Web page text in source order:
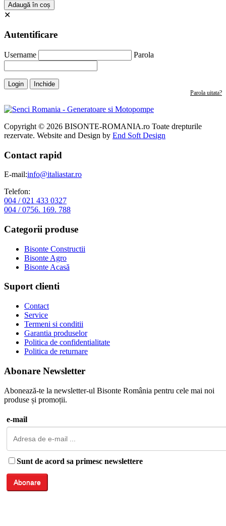
Adaugă în coș
✕
Autentificare
Username Parola
Login Inchide
Parola uitata?
Copyright © 2026 BISONTE-ROMANIA.ro Toate drepturile
rezervate. Website and Design by End Soft Design
Contact rapid
E-mail:info@italiastar.ro
Telefon:
004 / 021 433 0327
004 / 0756. 169. 788
Categorii produse
Bisonte Constructii
Bisonte Agro
Bisonte Acasă
Suport clienti
Contact
Service
Termeni si conditii
Garantia produselor
Politica de confidentialitate
Politica de returnare
Abonare Newsletter
Abonează-te la newsletter-ul Bisonte România pentru cele mai noi
produse și promoții.
e-mail
Sunt de acord sa primesc newslettere